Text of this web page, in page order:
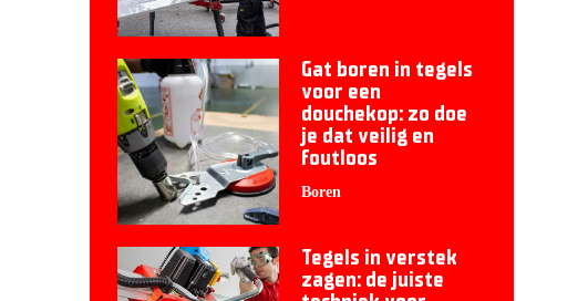
Gat boren in tegels
voor een
douchekop: zo doe
je dat veilig en
foutloos
Boren
Tegels in verstek
zagen: de juiste